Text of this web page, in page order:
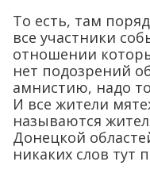
То есть, там
все участники
отношении
нет подозрений
амнистию, надо
И все жители
называются
Донецкой
никаких слов тут